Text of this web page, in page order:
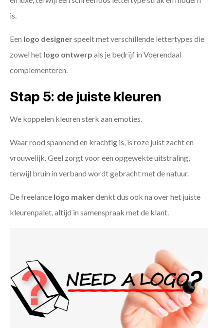
is.
Een logo designerspeelt met verschillende lettertypes die
zowel het logo ontwerp als je bedrijf in Voerendaal
complementeren.
Stap 5: de juiste kleuren
We koppelen kleuren sterk aan emoties.
Waar rood spannend en krachtig is, is roze juist zacht en
vrouwelijk. Geel zorgt voor een opgewekte uitstraling,
terwijl bruin in verband wordt gebracht met de natuur.
De freelance logo makerdenkt dus ook na over het juiste
kleurenpalet, altijd in samenspraak met de klant.